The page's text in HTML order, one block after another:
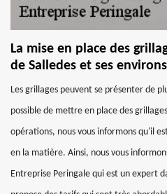
La mise en place des
de Salledes et ses environs
Les grillages peuvent se présenter de
possible de mettre en place des
opérations, nous vous informons qu'il
en la matière. Ainsi, nous vous
Entreprise Peringale qui est un expert